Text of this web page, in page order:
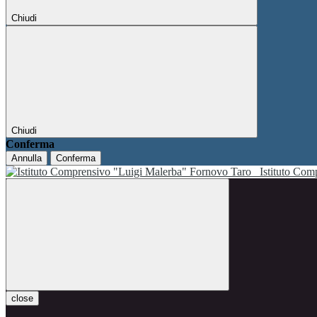
Chiudi
Chiudi
Conferma
Annulla Conferma
Istituto
close